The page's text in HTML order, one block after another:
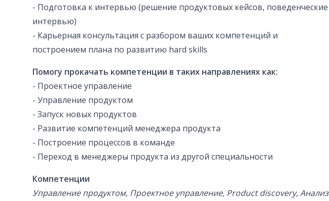
- Подготовка к интервью (решение продуктовых кейсов, поведенческие
интервью)
- Карьерная консультация с разбором ваших компетенций и
построением плана по развитию hard skills
Помогу прокачать компетенции в таких направлениях как:
- Проектное управление
- Управление продуктом
- Запуск новых продуктов
- Развитие компетенций менеджера продукта
- Построение процессов в команде
- Переход в менеджеры продукта из другой специальности
Компетенции
Управление продуктом, Проектное управление, Product discovery, Анализ